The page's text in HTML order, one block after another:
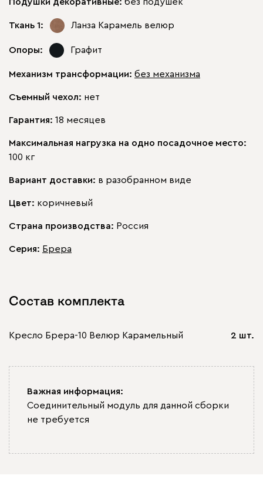
Ткань 1: Ланза Карамель велюр
Опоры: Графит
Механизм трансформации: без механизма
Съемный чехол: нет
Гарантия: 18 месяцев
Максимальная нагрузка на одно посадочное место:
100 кг
Вариант доставки: в разобранном виде
Цвет: коричневый
Страна производства: Россия
Серия: Брера
Состав комплекта
Кресло Брера-10 Велюр Карамельный 2 шт.
Важная информация:
Соединительный модуль для данной сборки
не требуется